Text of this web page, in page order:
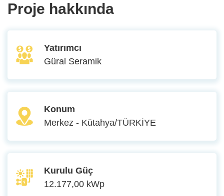
Proje hakkında
Yatırımcı
Güral Seramik
Konum
Merkez - Kütahya/TÜRKİYE
Kurulu Güç
12.177,00 kWp